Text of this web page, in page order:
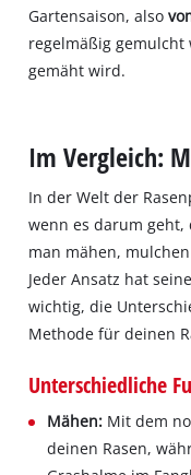
Gartensaison, also
regelmäßig gemulcht
gemäht wird.
Im Vergleich:
In der Welt der
wenn es darum geht,
man mähen,
Jeder Ansatz hat
wichtig, die
Methode für deinen
Unterschiedliche
Mähen: Mit dem
deinen Rasen,